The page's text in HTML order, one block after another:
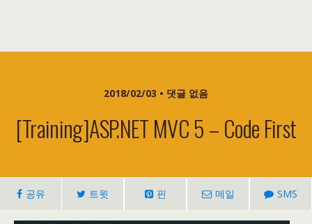
2018/02/03 • 댓글 없음
[training]ASP.NET MVC 5 – Code First
공유 트윗 핀 메일 SMS